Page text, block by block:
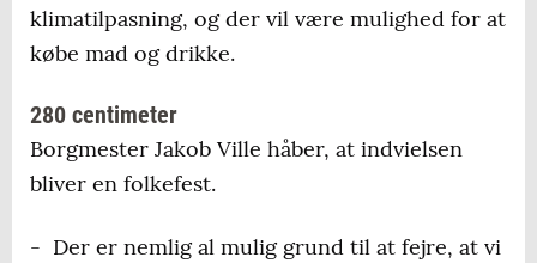
klimatilpasning, og der vil være mulighed for at
købe mad og drikke.
280 centimeter
Borgmester Jakob Ville håber, at indvielsen
bliver en folkefest.
- Der er nemlig al mulig grund til at fejre, at vi